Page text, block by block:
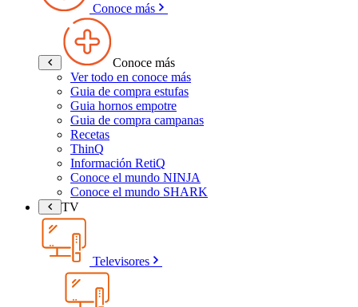
Conoce más
Conoce más
Ver todo en conoce más
Guia de compra estufas
Guia hornos empotre
Guia de compra campanas
Recetas
ThinQ
Información RetiQ
Conoce el mundo NINJA
Conoce el mundo SHARK
TV
Televisores